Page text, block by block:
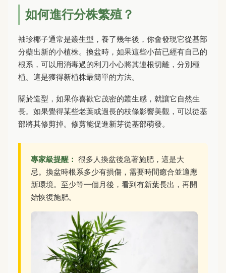
如何進行分株繁殖？
袖珍椰子通常是叢生型，養了幾年後，你會發現它從基部
分蘗出新的小植株。換盆時，如果這些小苗已經有自己的
根系，可以用消毒過的利刀小心將其連根切離，分別種
植。這是獲得新植株最簡單的方法。
關於造型，如果你喜歡它茂密的叢生感，就讓它自然生
長。如果覺得某些老葉或過長的枝條影響美觀，可以從基
部將其修剪掉。修剪能促進新芽從基部萌發。
專家級提醒： 很多人換盆後急著施肥，這是大
忌。換盆時根系多少有損傷，需要時間癒合並適應
新環境。至少等一個月後，看到有新葉長出，再開
始恢復施肥。